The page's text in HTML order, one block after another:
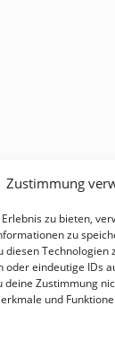
Zustimmung
zu bieten,
zu
diesen
oder eindeutige IDs
deine Zustimmung
und